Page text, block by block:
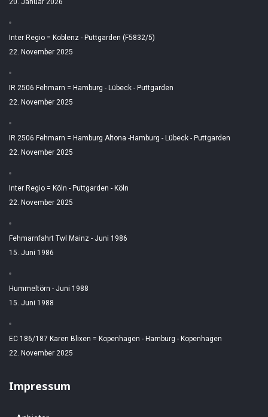
20. Januar 2026
Inter Regio = Koblenz - Puttgarden (F5832/5)
22. November 2025
IR 2506 Fehmarn = Hamburg - Lübeck - Puttgarden
22. November 2025
IR 2506 Fehmarn = Hamburg Altona -Hamburg - Lübeck - Puttgarden
22. November 2025
Inter Regio = Köln - Puttgarden - Köln
22. November 2025
Fehmarnfahrt Twl Mainz - Juni 1986
15. Juni 1986
Hummeltörn - Juni 1988
15. Juni 1988
EC 186/187 Karen Blixen = Kopenhagen - Hamburg - Kopenhagen
22. November 2025
Impressum